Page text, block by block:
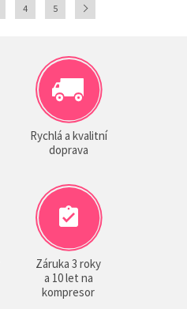
4 5
Rychlá a kvalitní
doprava
Záruka 3 roky
a 10 let na
kompresor